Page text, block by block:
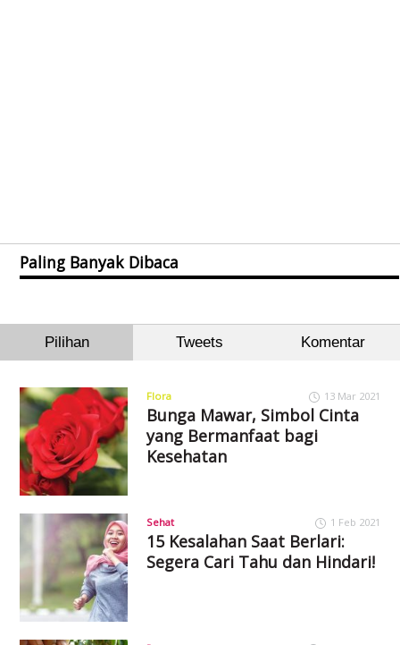
Paling Banyak Dibaca
Pilihan Tweets Komentar
Flora 13 Mar 2021
Bunga Mawar, Simbol Cinta
yang Bermanfaat bagi
Kesehatan
Sehat 1 Feb 2021
15 Kesalahan Saat Berlari:
Segera Cari Tahu dan Hindari!